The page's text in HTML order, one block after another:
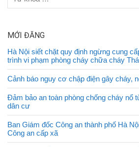
MỚI ĐĂNG
Hà Nội siết chặt quy định ngừng cung
trình vi phạm phòng cháy chữa cháy
Cảnh báo nguy cơ chập điện gây cháy,
Đảm bảo an toàn phòng chống cháy nổ
dân cư
Ban Giám đốc Công an thành phố Hà
Công an cấp xã